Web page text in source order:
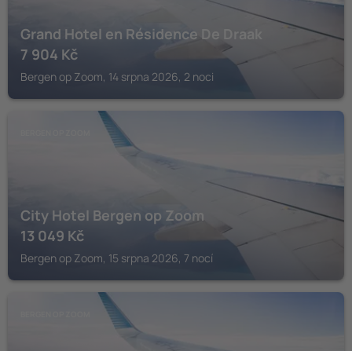
Grand Hotel en Résidence De Draak
7 904 Kč
Bergen op Zoom, 14 srpna 2026, 2 noci
City Hotel Bergen op Zoom
13 049 Kč
Bergen op Zoom, 15 srpna 2026, 7 nocí